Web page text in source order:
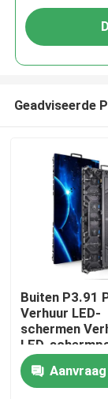
Huis
Geadviseerde
Buiten P3.91
Verhuur LED-
schermen
LED-
LED-scherm